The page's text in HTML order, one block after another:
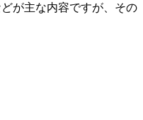
が主な内容ですが、その